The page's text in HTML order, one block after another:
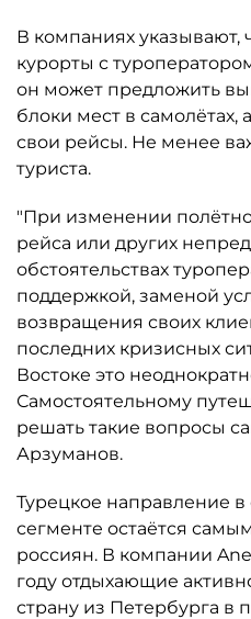
В компаниях указывают,
курорты с
он может предложить
блоки мест в самолётах,
свои рейсы. Не менее
туриста.
"При изменении
рейса или других
обстоятельствах
поддержкой, заменой
возвращения своих
последних кризисных
Востоке это
Самостоятельному
решать такие вопросы
Арзуманов.
Турецкое направление
сегменте остаётся
россиян. В компании
году отдыхающие
страну из Петербурга в